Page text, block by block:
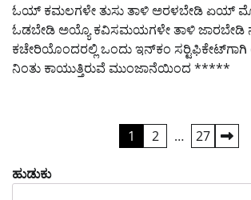
ಓಯ್ ಕಮಲಗಳೇ ತುಸು ತಾಳಿ ಅರಳಬೇಡಿ ಏಯ್
ಓಡಬೇಡಿ ಅಯ್ಯೊ ಕವಿಸಮಯಗಳೇ ತಾಳಿ ಜಾರಬೇಡಿ
ಕಚೇರಿಯೊಂದರಲ್ಲಿ ಒಂದು ಇನ್‌ಕಂ ಸರ್‍ಟಿಫಿಕೇಟ್‌ಗಾಗಿ
ನಿಂತು ಕಾಯುತ್ತಿರುವೆ ಮುಂಜಾನೆಯಿಂದ *****
ಪುಟ
1 2 … 27
ಹುಡುಕು